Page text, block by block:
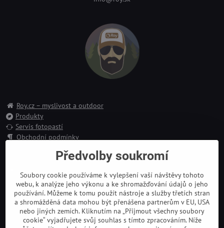
Roy.cz – myslivost a outdoor
Produkty
Servis fotopastí
Obchodní podmínky
Doprava a platbaPředvolby soukromí
Soubory cookie používáme k vylepšení vaší návštěvy tohoto
webu, k analýze jeho výkonu a ke shromažďování údajů o jeho
používání. Můžeme k tomu použít nástroje a služby třetích stran
a shromážděná data mohou být přenášena partnerům v EU, USA
nebo jiných zemích. Kliknutím na „Přijmout všechny soubory
cookie“ vyjadřujete svůj souhlas s tímto zpracováním. Níže